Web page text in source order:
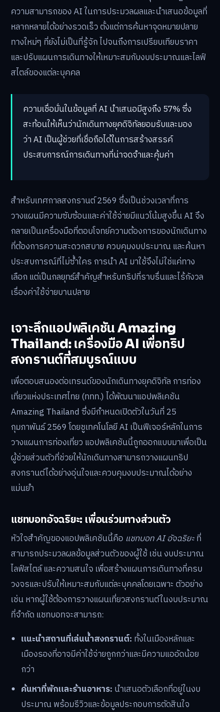
ความสามารถของ AI ในการประมวลผลและนำเสนอข้อมูลที่
หลากหลายได้อย่างรวดเร็ว ตั้งแต่การค้นหาจุดหมายปลาย
ทางใหม่ๆ ที่ยังไม่เป็นที่รู้จัก ไปจนถึงการเปรียบเทียบราคา
และปรับแผนการเดินทางให้เหมาะสมกับงบประมาณและไลฟ์
สไตล์ของแต่ละบุคคล
ความเชื่อมั่นในข้อมูลที่ AI นำเสนอมีสูงถึง 57% ซึ่ง
สะท้อนให้เห็นว่านักเดินทางยุคดิจิทัลยอมรับและมอง
ว่า AI เป็นผู้ช่วยที่เชื่อถือได้ในการสร้างสรรค์
ประสบการณ์การเดินทางที่น่าจดจำและคุ้มค่า
สำหรับเทศกาลสงกรานต์ 2569 ซึ่งเป็นช่วงเวลาที่การ
วางแผนมีความซับซ้อนและค่าใช้จ่ายมีแนวโน้มสูงขึ้น AI จึง
กลายเป็นเครื่องมือที่ตอบโจทย์ความต้องการของนักเดินทาง
ที่ต้องการความสะดวกสบาย ควบคุมงบประมาณ และค้นหา
ประสบการณ์ที่ไม่ซ้ำใคร การนำ AI มาใช้จึงไม่ใช่แค่ทาง
เลือก แต่เป็นกลยุทธ์สำคัญสำหรับทริปที่ราบรื่นและไร้กังวล
เรื่องค่าใช้จ่ายบานปลาย
เจาะลึกแอปพลิเคชัน Amazing
Thailand: เครื่องมือ AI เพื่อทริป
สงกรานต์ที่สมบูรณ์แบบ
เพื่อตอบสนองต่อเทรนด์ของนักเดินทางยุคดิจิทัล การท่อง
เที่ยวแห่งประเทศไทย (ททท.) ได้พัฒนาแอปพลิเคชัน
Amazing Thailand ซึ่งมีกำหนดเปิดตัวในวันที่ 25
กุมภาพันธ์ 2569 โดยชูเทคโนโลยี AI เป็นฟีเจอร์หลักในการ
วางแผนการท่องเที่ยว แอปพลิเคชันนี้ถูกออกแบบมาเพื่อเป็น
ผู้ช่วยส่วนตัวที่ช่วยให้นักเดินทางสามารถวางแผนทริป
สงกรานต์ได้อย่างอุ่นใจและควบคุมงบประมาณได้อย่าง
แม่นยำ
แชทบอทอัจฉริยะ: เพื่อนร่วมทางส่วนตัว
หัวใจสำคัญของแอปพลิเคชันนี้คือ แชทบอท AI อัจฉริยะที่
สามารถประมวลผลข้อมูลส่วนตัวของผู้ใช้ เช่น งบประมาณ
ไลฟ์สไตล์ และความสนใจ เพื่อสร้างแผนการเดินทางที่ครบ
วงจรและปรับให้เหมาะสมกับแต่ละบุคคลโดยเฉพาะ ตัวอย่าง
เช่น หากผู้ใช้ต้องการวางแผนเที่ยวสงกรานต์ในงบประมาณ
ที่จำกัด แชทบอทจะสามารถ:
แนะนำสถานที่เล่นน้ำสงกรานต์: ทั้งในเมืองหลักและ
เมืองรองที่อาจมีค่าใช้จ่ายถูกกว่าและมีความแออัดน้อย
กว่า
ค้นหาที่พักและร้านอาหาร: นำเสนอตัวเลือกที่อยู่ในงบ
ประมาณ พร้อมรีวิวและข้อมูลประกอบการตัดสินใจ